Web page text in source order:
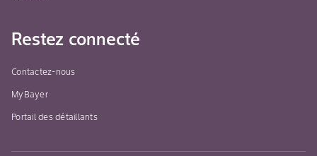
Restez connecté
Contactez-nous
MyBayer
Portail des détaillants